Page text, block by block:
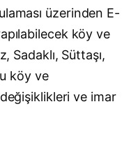
üzerinden E-
köy ve
Sadaklı, Süttaşı,
köy ve
ve imar